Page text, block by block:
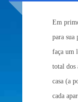
Em
para sua
faça um
total dos
casa (a
cada